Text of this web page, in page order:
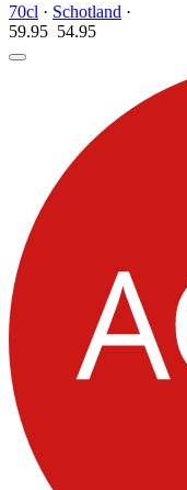
70cl · Schotland ·
59.95 54.95